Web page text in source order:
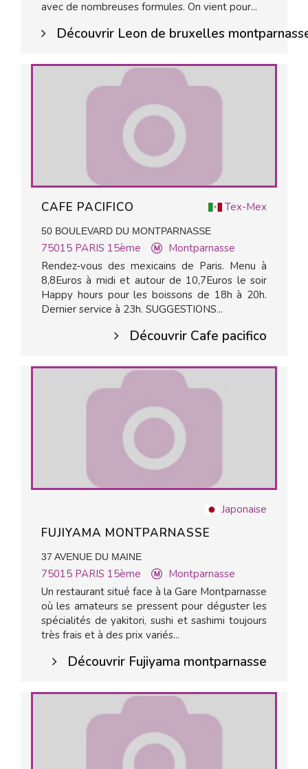
avec de nombreuses formules. On vient pour...
Découvrir Leon de bruxelles
Tex-Mex
CAFE PACIFICO
50 BOULEVARD DU MONTPARNASSE
75015 PARIS 15ème
Montparnasse
Rendez-vous des mexicains de Paris. Menu à
8,8Euros à midi et autour de 10,7Euros le soir
Happy hours pour les boissons de 18h à 20h.
Dernier service à 23h. SUGGESTIONS...
Découvrir Cafe pacifico
Japonaise
FUJIYAMA MONTPARNASSE
37 AVENUE DU MAINE
75015 PARIS 15ème
Montparnasse
Un restaurant situé face à la Gare Montparnasse
où les amateurs se pressent pour déguster les
spécialités de yakitori, sushi et sashimi toujours
très frais et à des prix variés...
Découvrir Fujiyama montparnasse